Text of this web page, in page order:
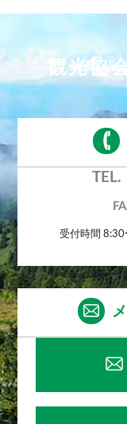
観光協
TEL.
受付時間 8:30